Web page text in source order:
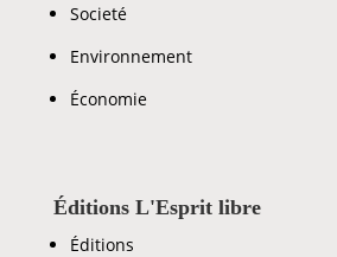
Societé
Environnement
Économie
Éditions L'Esprit libre
Éditions